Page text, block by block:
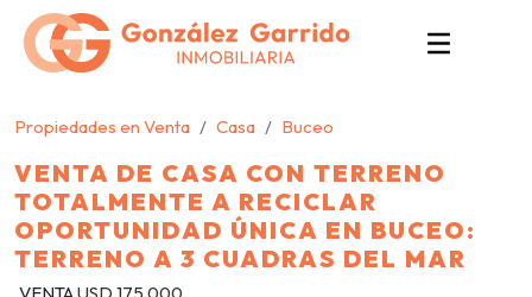
Propiedades en Venta Casa Buceo
VENTA DE CASA CON TERRENO
TOTALMENTE A RECICLAR
OPORTUNIDAD ÚNICA EN BUCEO:
TERRENO A 3 CUADRAS DEL MAR